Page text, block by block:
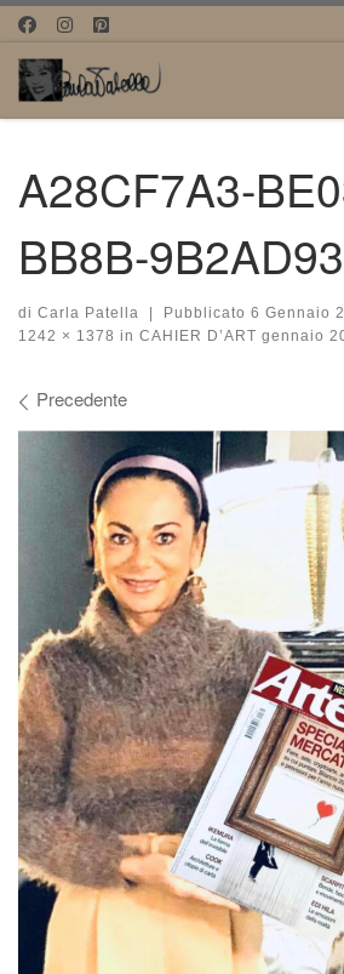
Passa al contenuto
A28CF7A3-
BB8B-
di Carla Patella Pubblicato 6 Gennaio
1242 × 1378 in CAHIER D’ART gennaio
Navigazione
Precedente